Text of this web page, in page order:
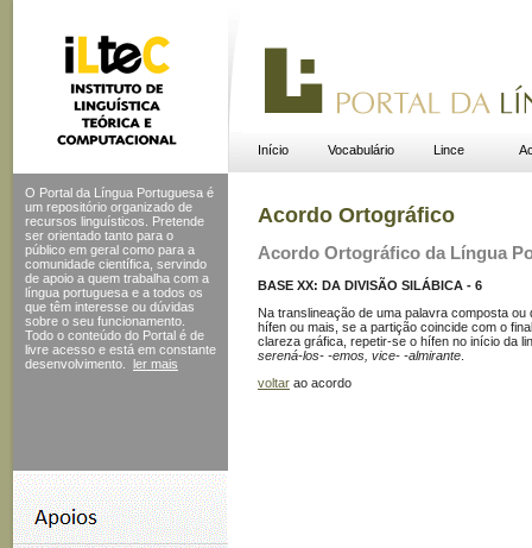
Início Vocabulário Lince
O Portal da Língua Portuguesa é
um repositório organizado de
recursos linguísticos. Pretende
ser orientado tanto para o
público em geral como para a
comunidade científica, servindo
de apoio a quem trabalha com a
língua portuguesa e a todos os
que têm interesse ou dúvidas
sobre o seu funcionamento.
Todo o conteúdo do Portal é de
livre acesso e está em constante
desenvolvimento.
ler mais
Acordo Ortográfico
Acordo Ortográfico da Língua
BASE XX: DA DIVISÃO SILÁBICA - 6
Na translineação de uma palavra composta
hífen ou mais, se a partição coincide com o
clareza gráfica, repetir-se o hífen no início da
serená-los- -emos, vice- -almirante
voltar ao acordo